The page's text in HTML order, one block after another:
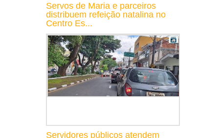
Servos de Maria e parceiros
distribuem refeição natalina no
Centro Es...
Servidores públicos atendem